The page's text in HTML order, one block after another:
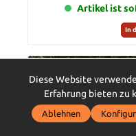
Artikel ist
In
Diese Website
Erfahrung bieten zu
Ablehnen